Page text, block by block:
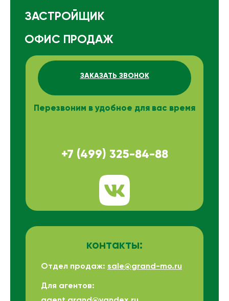
ЗАСТРОЙЩИК
ОФИС ПРОДАЖ
ЗАКАЗАТЬ ЗВОНОК
Перезвоним в удобное для вас время
+7 (499) 325-84-88
контакты:
Отдел продаж: sale@grand-mo.ru
Для агентов: